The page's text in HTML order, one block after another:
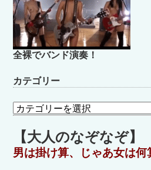
全裸でバンド演奏！
カテゴリー
カ
テ
ゴ
リ
ー
【大人のなぞなぞ】
男は掛け算、じゃあ女は何